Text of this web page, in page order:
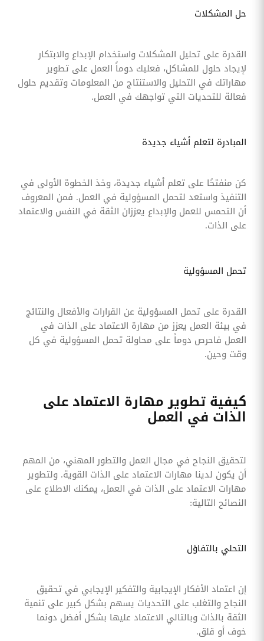
حل المشكلات
القدرة على تحليل المشكلات واستخدام الإبداع والابتكار
لإيجاد حلول للمشاكل، فعليك دوماً العمل على تطوير
مهاراتك في التحليل والاستنتاج من المعلومات وتقديم حلول
فعالة للتحديات التي تواجهك في العمل.
المبادرة لتعلم أشياء جديدة
كن منفتحًا على تعلم أشياء جديدة، وخذ الخطوة الأولى في
التنفيذ واستعد لتحمل المسؤولية في العمل. فمن المعروف
أن التحمس للعمل والإبداع يعززان الثقة في النفس والاعتماد
على الذات.
تحمل المسؤولية
القدرة على تحمل المسؤولية عن القرارات والأفعال والنتائج
في بيئة العمل يعزز من مهارة الاعتماد على الذات في
العمل فاحرص دوماً على محاولة تحمل المسؤولية في كل
وقت وحين.
كيفية تطوير مهارة الاعتماد على
الذات في العمل
لتحقيق النجاح في مجال العمل والتطور المهني، من المهم
أن يكون لدينا مهارات الاعتماد على الذات القوية. ولتطوير
مهارات الاعتماد على الذات في العمل، يمكنك الاطلاع على
النصائح التالية:
التحلي بالتفاؤل
إن اعتماد الأفكار الإيجابية والتفكير الإيجابي في تحقيق
النجاح والتغلب على التحديات يسهم بشكل كبير على تنمية
الثقة بالذات وبالتالي الاعتماد عليها بشكل أفضل دونما
خوف أو قلق.